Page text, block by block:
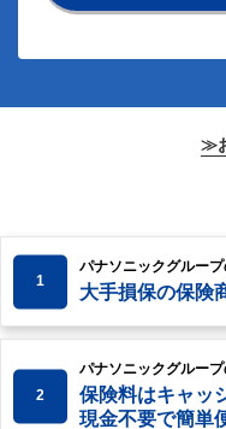
≫
1
パナソニックグルー
大手損保の保険
2
パナソニックグルー
保険料はキャッ
現金不要で簡単